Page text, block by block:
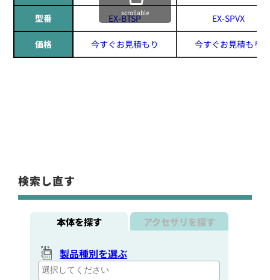
型番 EX-BTSP EX-SPVX
価格 今すぐお見積もり 今すぐお見積もり
scrollable
検索し直す
本体を探す アクセサリを探す
製品種別を選ぶ